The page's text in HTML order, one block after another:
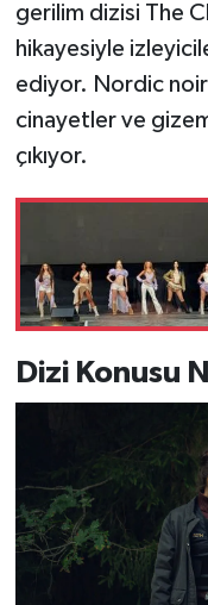
gerilim dizisi The
hikayesiyle
ediyor. Nordic
cinayetler ve
çıkıyor.
Dizi Konusu